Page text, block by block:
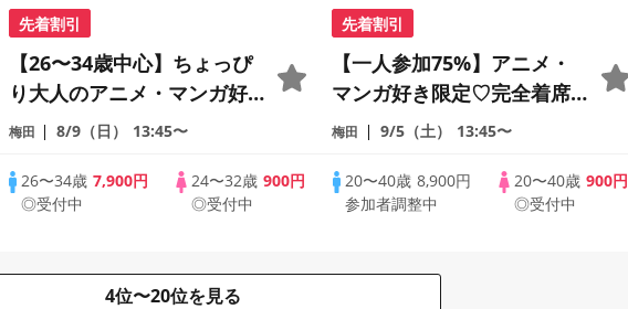
先着割引
【26〜34歳中心】ちょっぴ
り大人のアニメ・マンガ好
き限定♡完全着席×マッチン
梅田 8/9（日） 13:45〜
26〜34歳7,900円
◎受付中
24〜32歳 900円
◎受付中
先着割引
【一人参加75%】アニメ・
マンガ好き限定♡完全着席×
マッチングゲーム付きアニ
梅田 9/5（土） 13:45〜
20〜40歳8,900円
参加者調整中
20〜40歳900円
◎受付中
4位〜20位を見る